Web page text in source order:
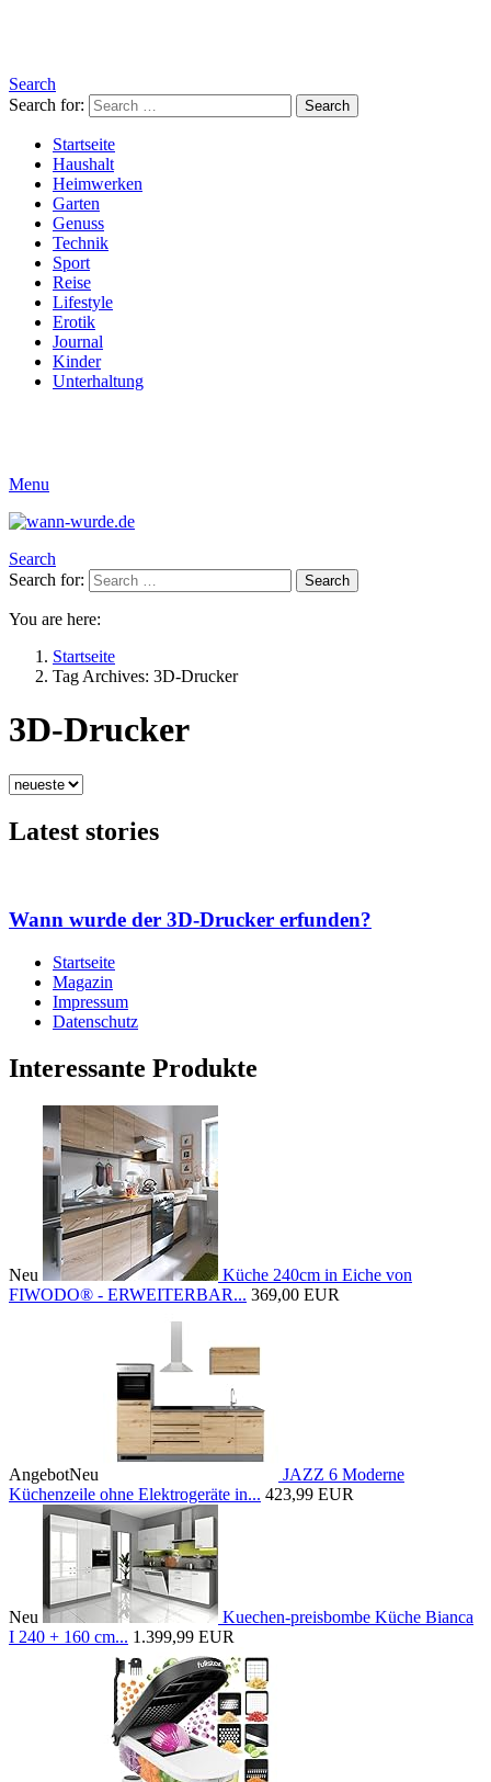
Search
Search for:
Search
Startseite
Haushalt
Heimwerken
Garten
Genuss
Technik
Sport
Reise
Lifestyle
Erotik
Journal
Kinder
Unterhaltung
Menu
Search
Search for:
Search
You are here:
Startseite
Tag Archives: 3D-Drucker
3D-Drucker
Latest stories
Wann wurde der 3D-Drucker erfunden?
Startseite
Magazin
Impressum
Datenschutz
Interessante Produkte
Neu
Küche 240cm in Eiche von
FIWODO® - ERWEITERBAR... 369,00 EUR
AngebotNeu
JAZZ 6 Moderne
Küchenzeile ohne Elektrogeräte in... 423,99 EUR
Neu
Kuechen-preisbombe Küche Bianca
I 240 + 160 cm... 1.399,99 EUR